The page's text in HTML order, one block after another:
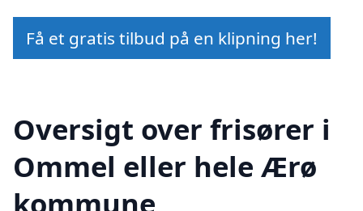
Få et gratis tilbud på en klipning her!
Oversigt over frisører i
Ommel eller hele Ærø